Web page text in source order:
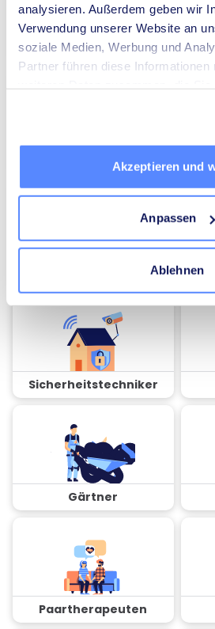
analysieren. Außerdem geben wir
Verwendung unserer Website an
soziale Medien, Werbung und
Partner führen diese
Akzeptieren und
Anpassen
Ablehnen
Umzugsunternehmen
Elektriker
Sicherheitstechniker
Gärtner
Paartherapeuten